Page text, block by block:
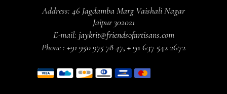
Address: 46 Jagdamba Marg Vaishali Nagar
Jaipur 302021
E-mail: jaykrit@friendsofartisans.com
Phone : +91 950 975 78 47, + 91 637 542 2672